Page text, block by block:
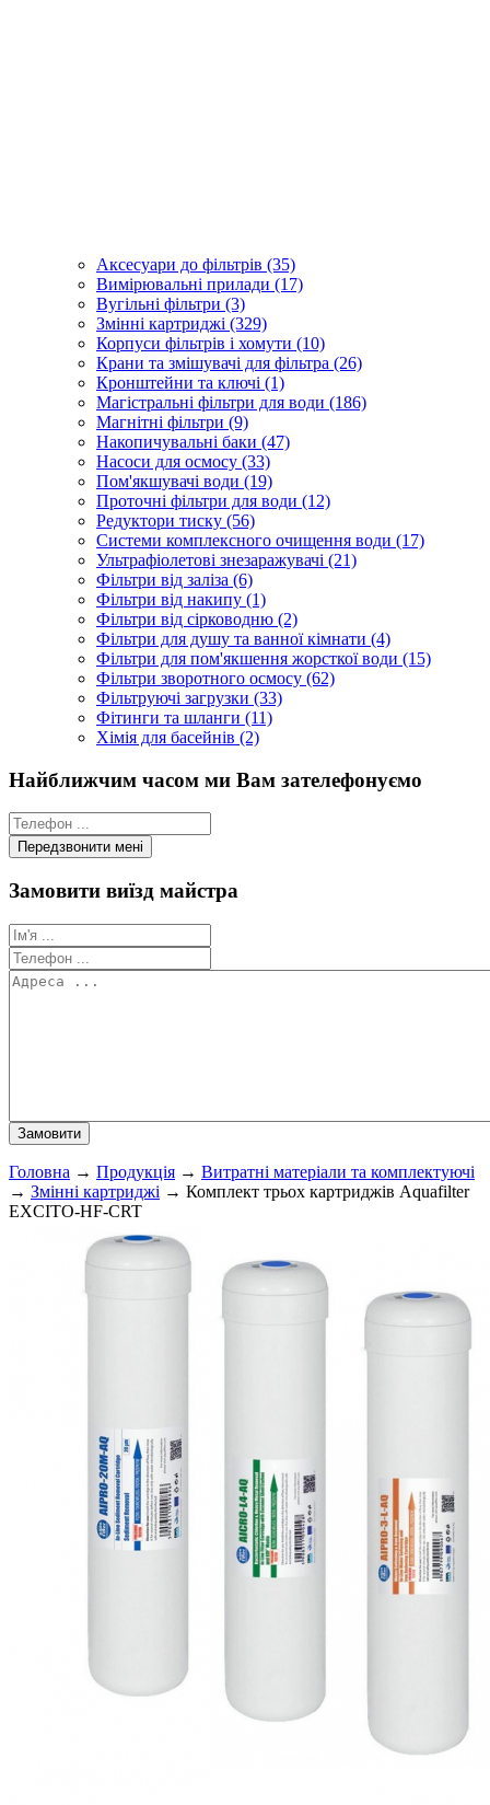
Аксесуари до фільтрів (35)
Вимірювальні прилади (17)
Вугільні фільтри (3)
Змінні картриджі (329)
Корпуси фільтрів і хомути (10)
Крани та змішувачі для фільтра (26)
Кронштейни та ключі (1)
Магістральні фільтри для води (186)
Магнітні фільтри (9)
Накопичувальні баки (47)
Насоси для осмосу (33)
Пом'якшувачі води (19)
Проточні фільтри для води (12)
Редуктори тиску (56)
Системи комплексного очищення води (17)
Ультрафіолетові знезаражувачі (21)
Фільтри від заліза (6)
Фільтри від накипу (1)
Фільтри від сірководню (2)
Фільтри для душу та ванної кімнати (4)
Фільтри для пом'якшення жорсткої води (15)
Фільтри зворотного осмосу (62)
Фільтруючі загрузки (33)
Фітинги та шланги (11)
Хімія для басейнів (2)
Найближчим часом ми Вам зателефонуємо
Замовити виїзд майстра
Головна → Продукція → Витратні матеріали та комплектуючі
→ Змінні картриджі → Комплект трьох картриджів Aquafilter
EXCITO-HF-CRT